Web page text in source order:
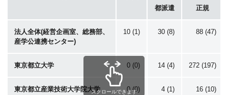
都派遣
正規
法人全体(経営企画室、総務部、
産学公連携センター)
10 (1) 30 (8) 88 (47)
東京都立大学 0 (0) 14 (4) 272 (197)
東京都立産業技術大学院大学 0 (0) 4 (1) 16 (10)
スクロールできます